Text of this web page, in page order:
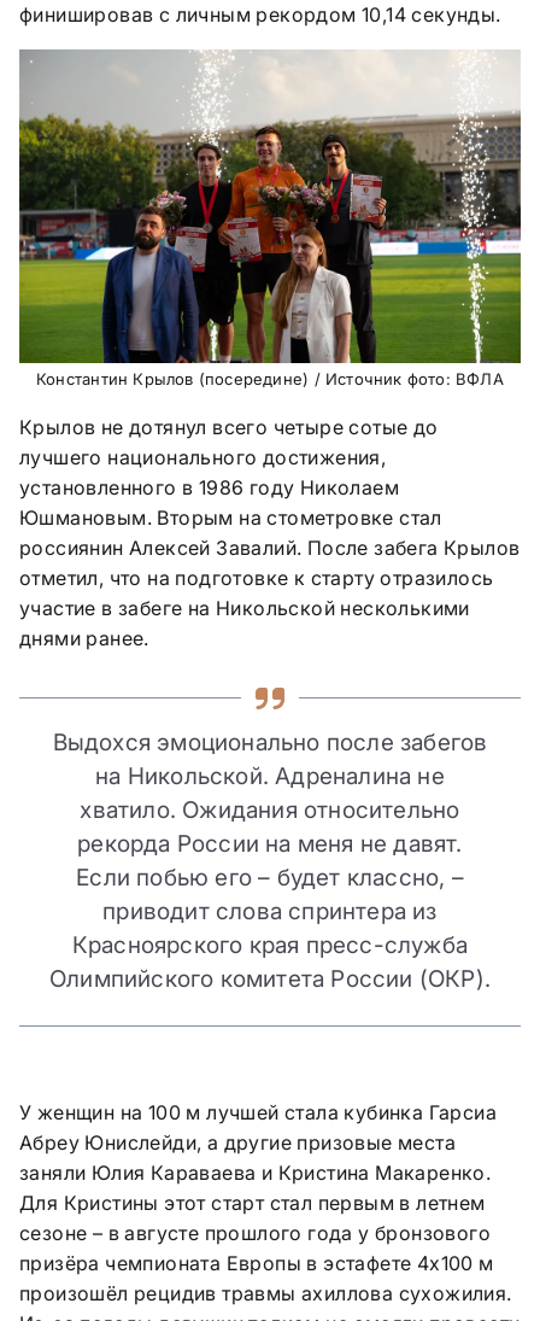
финишировав с личным рекордом 10,14 секунды.
Константин Крылов (посередине) / Источник фото: ВФЛА
Крылов не дотянул всего четыре сотые до
лучшего национального достижения,
установленного в 1986 году Николаем
Юшмановым. Вторым на стометровке стал
россиянин Алексей Завалий. После забега Крылов
отметил, что на подготовке к старту отразилось
участие в забеге на Никольской несколькими
днями ранее.
Выдохся эмоционально после забегов
на Никольской. Адреналина не
хватило. Ожидания относительно
рекорда России на меня не давят.
Если побью его – будет классно, –
приводит слова спринтера из
Красноярского края пресс-служба
Олимпийского комитета России (ОКР).
У женщин на 100 м лучшей стала кубинка Гарсиа
Абреу Юнислейди, а другие призовые места
заняли Юлия Караваева и Кристина Макаренко.
Для Кристины этот старт стал первым в летнем
сезоне – в августе прошлого года у бронзового
призёра чемпионата Европы в эстафете 4х100 м
произошёл рецидив травмы ахиллова сухожилия.